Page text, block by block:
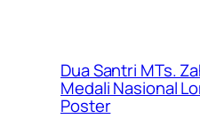
Dua Santri MTs.
Medali Nasional
Poster